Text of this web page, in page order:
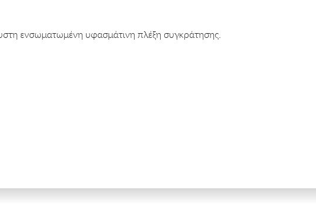
ενσωματωμένη υφασμάτινη πλέξη συγκράτησης.